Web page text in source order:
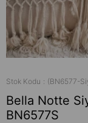
Stok Kodu (BN6577-
Bella Notte
BN6577S